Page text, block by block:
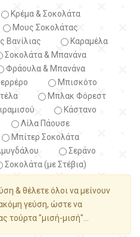
Κρέμα & Σοκολάτα
Μους Σοκολάτας
Βανίλιας
Καραμέλα
Σοκολάτα & Μπανάνα
Φράουλα & Μπανάνα
Μπισκότο
Μπλακ Φόρεστ
Κάστανο
Λίλα Πάουσε
Μπίτερ Σοκολάτα
Σεράνο
Σοκολάτα (με Στέβια)
& θέλετε όλοι να μείνουν
γεύση, ώστε να
τούρτα "μισή-μισή"...